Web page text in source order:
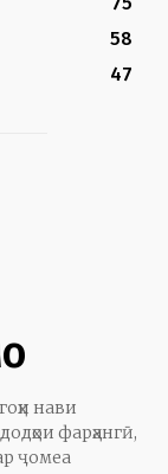
58
47
нави
фарҳангӣ,
ҷомеа